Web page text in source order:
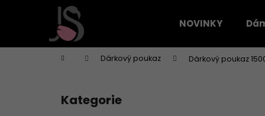
NOVINKY
Domů Dárkový poukaz Dárkový poukaz
Přeskočit
kategorie
Kategorie
í
Zpět
do
Zpět
do